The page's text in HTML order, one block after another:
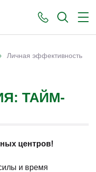
Личная эффективность
ТАЙМ-
центров!
и время